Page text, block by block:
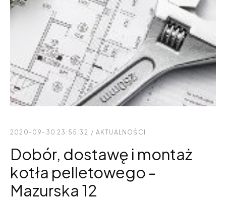
2020-09-30 23:55:32 / AKTUALNOŚCI
Dobór, dostawę i montaż
kotła pelletowego -
Mazurska 12